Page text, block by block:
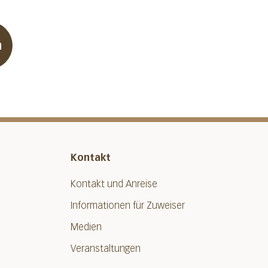
Kontakt
Kontakt und Anreise
Informationen für Zuweiser
Medien
Veranstaltungen